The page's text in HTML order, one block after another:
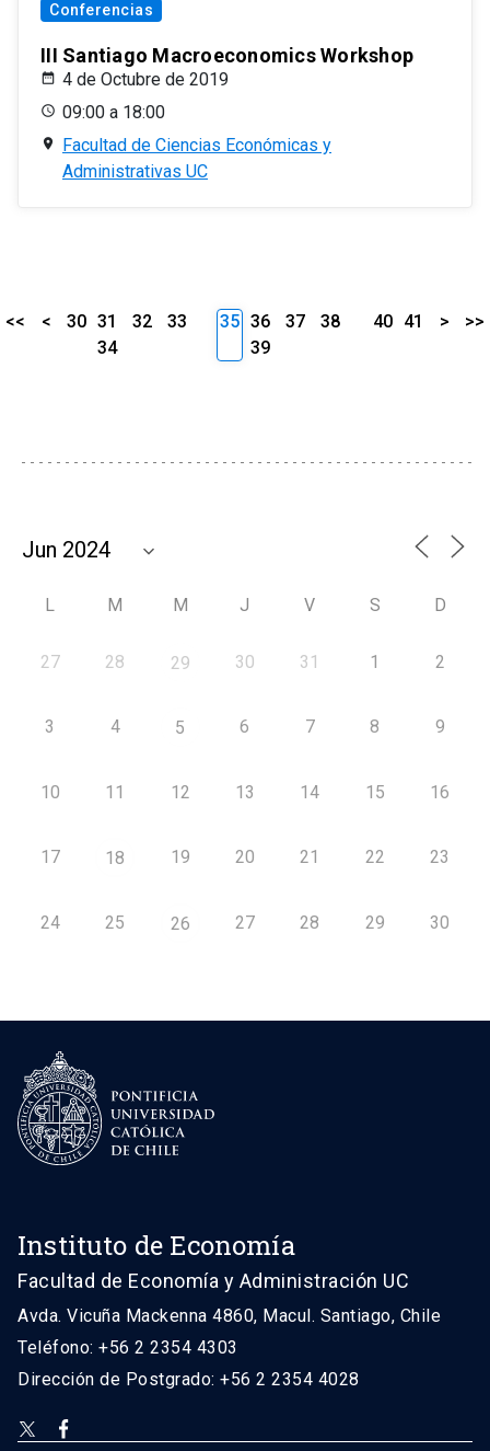
Conferencias
III Santiago Macroeconomics Workshop
4 de Octubre de 2019
09:00 a 18:00
Facultad de Ciencias Económicas y
Administrativas UC
<< < 30 31 32
33
34
35 36 37
38
39
40 41 > >>
L M M J V S D
27 28 29 30 31 1 2
3 4 5 6 7 8 9
10 11 12 13 14 15 16
17 18 19 20 21 22 23
24 25 26 27 28 29 30
Instituto de Economía
Facultad de Economía y Administración UC
Avda. Vicuña Mackenna 4860, Macul. Santiago, Chile
Teléfono: +56 2 2354 4303
Dirección de Postgrado: +56 2 2354 4028